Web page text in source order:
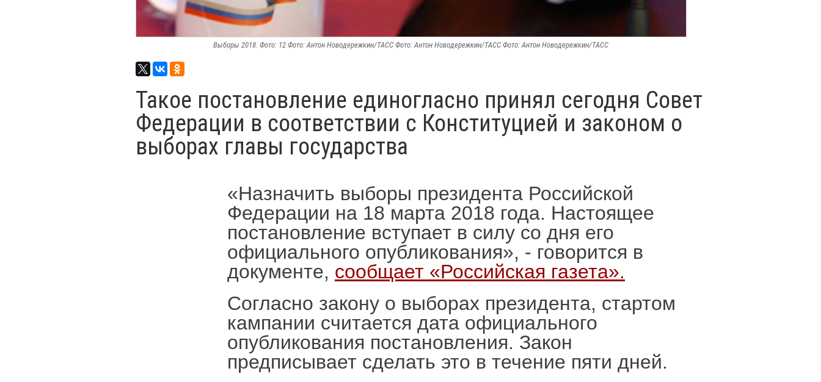
Выборы 2018. Фото: 12 Фото: Антон Новодережкин/ТАСС Фото: Антон Новодережкин/ТАСС Фото: Антон Новодережкин/ТАСС
Такое постановление единогласно принял сегодня Совет
Федерации в соответствии с Конституцией и законом о
выборах главы государства
«Назначить выборы президента Российской
Федерации на 18 марта 2018 года. Настоящее
постановление вступает в силу со дня его
официального опубликования», - говорится в
документе, сообщает «Российская газета».
Согласно закону о выборах президента, стартом
кампании считается дата официального
опубликования постановления. Закон
предписывает сделать это в течение пяти дней.